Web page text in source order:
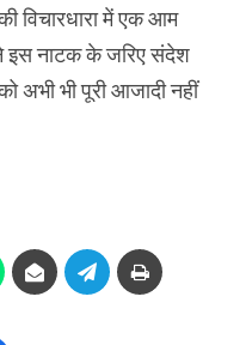
विचारधारा में एक आम
इस नाटक के जरिए संदेश
अभी भी पूरी आजादी नहीं